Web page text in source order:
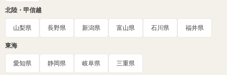
北陸・甲信越
山梨県 長野県 新潟県 富山県 石川県 福井県
東海
愛知県 静岡県 岐阜県 三重県